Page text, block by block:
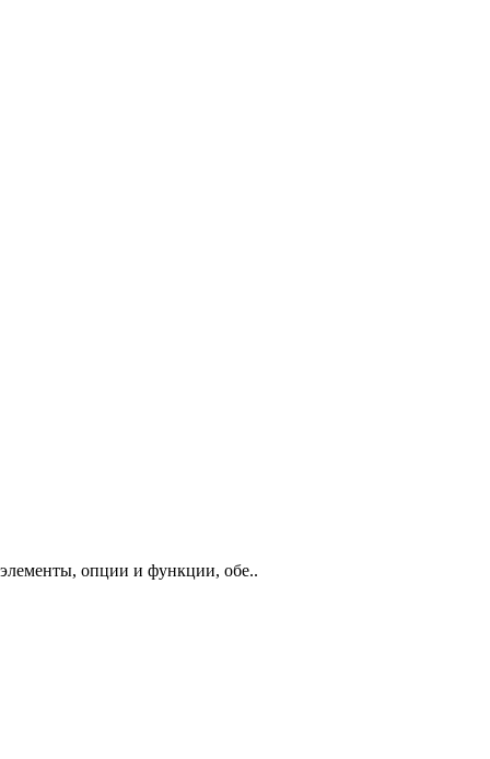
элементы, опции и функции, обе..